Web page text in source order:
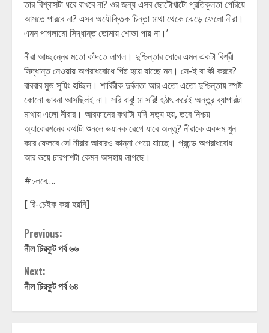
তার বিশ্বাসটা ধরে রাখবে না? ওর জন্য এসব ছোটোখাটো প্রতিকূলতা পেরিয়ে
আসতে পারবে না? এসব অযৌক্তিক চিন্তা মাথা থেকে ঝেড়ে ফেলো নীরা।
এমন পাগলামো সিদ্ধান্ত তোমায় শোভা পায় না।’
নীরা আচ্ছন্নের মতো কাঁদতে লাগল। দুশ্চিন্তার ঘোরে এমন একটা বিশ্রী
সিদ্ধান্ত নেওয়ায় অপরাধবোধে পিষ্ট হয়ে যাচ্ছে মন। সে-ই বা কী করবে?
বারবার মুড সুয়িং হচ্ছিল। শারিরীক দুর্বলতা আর এতো এতো দুশ্চিন্তায় স্পষ্ট
কোনো ভাবনা আসছিলই না। সরি বাবু! মা সরি! হঠাৎ করেই অন্তুর ব্যাপারটা
মাথায় এলো নীরার। আরফানের কথাটা যদি সত্য হয়, তবে নিশ্চয়
অ্যাবোরশনের কথাটা শুনলে ভয়ানক রেগে যাবে অন্তু? নীরাকে একদম খুন
করে ফেলবে সে! নীরার আবারও কান্না পেয়ে যাচ্ছে। প্রচন্ড অপরাধবোধ
আর ভয়ে চারপাশটা কেমন অসহায় লাগছে।
#চলবে….
[ রি-চেইক করা হয়নি]
Continue
Reading
Previous:
নীল চিরকুট পর্ব ৬৬
Next:
নীল চিরকুট পর্ব ৬৪